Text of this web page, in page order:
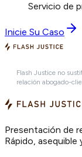
Servicio de
Inicie Su Caso
Flash Justice no
relación abogado-
Presentación de
Rápido,